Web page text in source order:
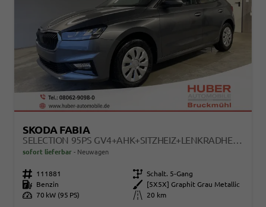
SKODA FABIA
SELECTION 95PS GV4+AHK+SITZHEIZ+LENKRADHEIZ+CLIMATRONIC+TEMPOMAT+PDC
sofort lieferbar Neuwagen
Fahrzeugnr. 111881 Getriebe Schalt. 5-Gang
Kraftstoff
Benzin Außenfarbe
[5X5X] Graphit Grau Metallic
Leistung 70 kW (95 PS) Kilometerstand 20 km